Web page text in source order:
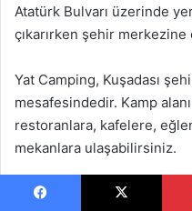
Atatürk Bulvarı üzerinde
çıkarırken şehir
Yat Camping, Kuşadası
mesafesindedir. Kamp
restoranlara, kafelere,
mekanlara ulaşabilirsiniz.
Kamp alanından birkaç